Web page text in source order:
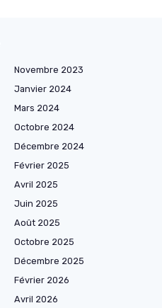
Novembre 2023
Janvier 2024
Mars 2024
Octobre 2024
Décembre 2024
Février 2025
Avril 2025
Juin 2025
Août 2025
Octobre 2025
Décembre 2025
Février 2026
Avril 2026